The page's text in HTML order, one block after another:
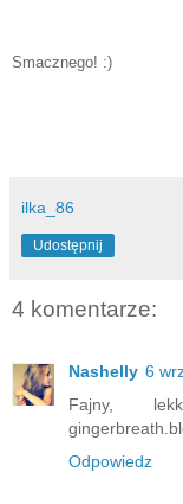
Smacznego! :)
ilka_86
Udostępnij
4 komentarze:
Nashelly 6
Fajny,
Odpowiedz